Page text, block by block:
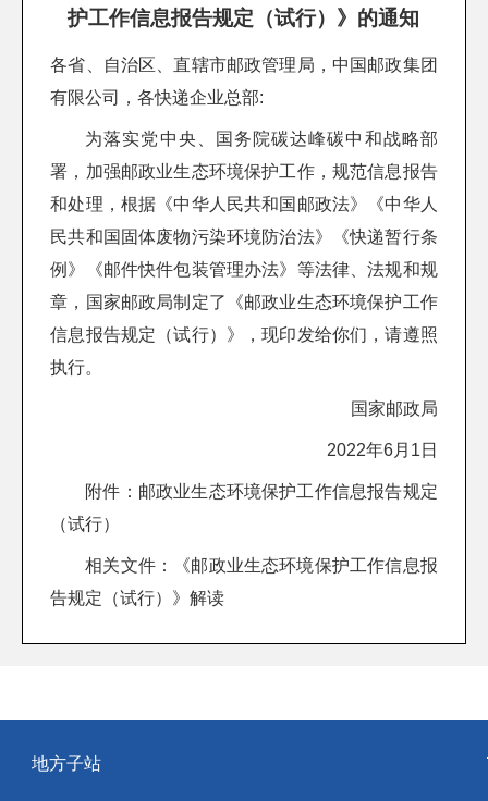
护工作信息报告规定（试行）》的通知
各省、自治区、直辖市邮政管理局，中国邮政集团
有限公司，各快递企业总部:
为落实党中央、国务院碳达峰碳中和战略部
署，加强邮政业生态环境保护工作，规范信息报告
和处理，根据《中华人民共和国邮政法》《中华人
民共和国固体废物污染环境防治法》《快递暂行条
例》《邮件快件包装管理办法》等法律、法规和规
章，国家邮政局制定了《邮政业生态环境保护工作
信息报告规定（试行）》，现印发给你们，请遵照
执行。
国家邮政局
2022年6月1日
附件： 邮政业生态环境保护工作信息报告规定
（试行）
相关文件：
《邮政业生态环境保护工作信息报
告规定（试行）》解读
地方子站